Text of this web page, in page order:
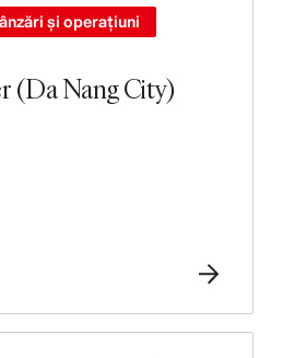
(Da Nang City)
și operațiuni